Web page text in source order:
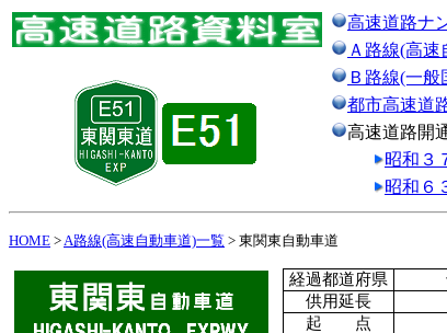
高速道路ナ
Ａ路線(高
Ｂ路線(一
都市高速道
高速道路開
昭和３
昭和６
HOME >A路線(高速自動車道)一覧 > 東関東自動車道
経過都道府県
供用延長
起 点